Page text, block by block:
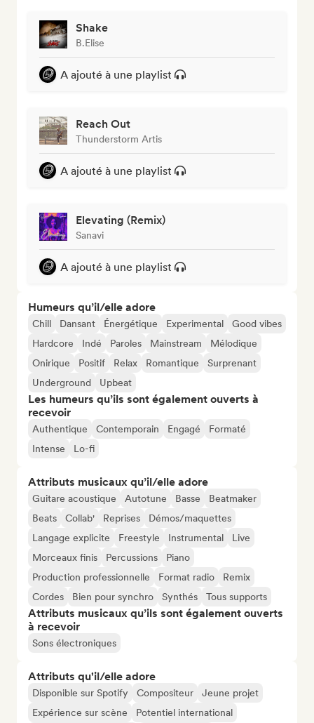
Shake
B.Elise
A ajouté à une playlist
Reach Out
Thunderstorm Artis
A ajouté à une playlist
Elevating (Remix)
Sanavi
A ajouté à une playlist
Humeurs qu’il/elle adore
Chill Dansant Énergétique Experimental
Good vibes
Hardcore
Indé Paroles Mainstream
Mélodique
Onirique
Positif Relax Romantique
Surprenant
Underground
Upbeat
Les humeurs qu’ils sont également ouverts à
recevoir
Authentique Contemporain Engagé
Formaté
Intense
Lo-fi
Attributs musicaux qu’il/elle adore
Guitare acoustique Autotune Basse
Beatmaker
Beats
Collab' Reprises
Démos/maquettes
Langage explicite
Freestyle Instrumental
Live
Morceaux finis
Percussions
Piano
Production professionnelle
Format radio
Remix
Cordes
Bien pour synchro Synthés Tous supports
Attributs musicaux qu’ils sont également ouverts
à recevoir
Sons électroniques
Attributs qu'il/elle adore
Disponible sur Spotify Compositeur
Jeune projet
Expérience sur scène
Potentiel international